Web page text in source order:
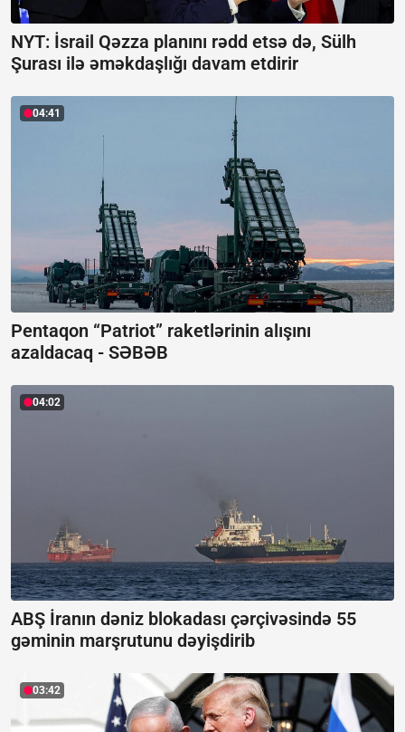
NYT: İsrail Qəzza planını rədd etsə də, Sülh
Şurası ilə əməkdaşlığı davam etdirir
04:41
Pentaqon “Patriot” raketlərinin alışını
azaldacaq - SƏBƏB
04:02
ABŞ İranın dəniz blokadası çərçivəsində 55
gəminin marşrutunu dəyişdirib
03:42